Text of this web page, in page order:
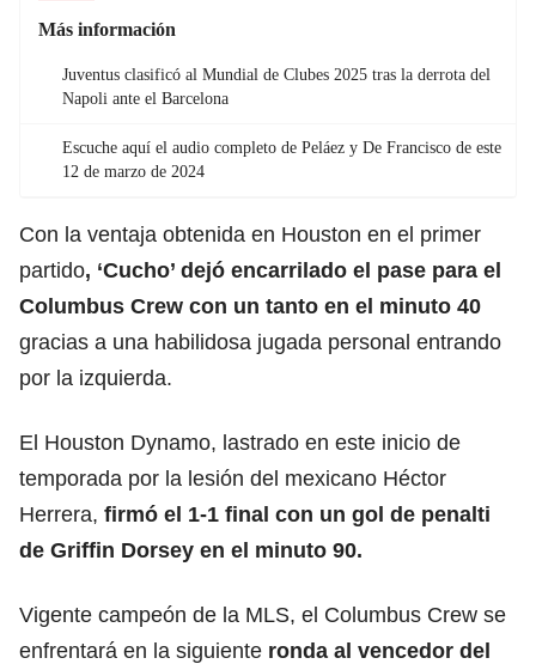
Más información
Juventus clasificó al Mundial de Clubes 2025 tras la derrota del
Napoli ante el Barcelona
Escuche aquí el audio completo de Peláez y De Francisco de este
12 de marzo de 2024
Con la ventaja obtenida en Houston en el primer
partido, ‘Cucho’ dejó encarrilado el pase para el
Columbus Crew con un tanto en el minuto 40
gracias a una habilidosa jugada personal entrando
por la izquierda.
El Houston Dynamo, lastrado en este inicio de
temporada por la lesión del mexicano Héctor
Herrera, firmó el 1-1 final con un gol de penalti
de Griffin Dorsey en el minuto 90.
Vigente campeón de la MLS, el Columbus Crew se
enfrentará en la siguiente ronda al vencedor del